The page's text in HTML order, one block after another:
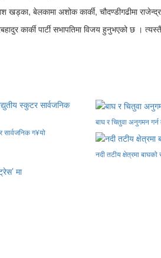
खड्का, बेलकामा अशोक कार्की, चौदण्डीगढीमा
कार्की पार्टी सभापतिमा विजय हुनुभएको छ ।
सार्वजनिक ग¥यो
बाघ र चितुवा अनुगमन गर्न
नदी तटीय क्षेत्रमा